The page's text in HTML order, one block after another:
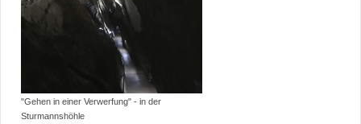
"Gehen in einer Verwerfung" - in der
Sturmannshöhle